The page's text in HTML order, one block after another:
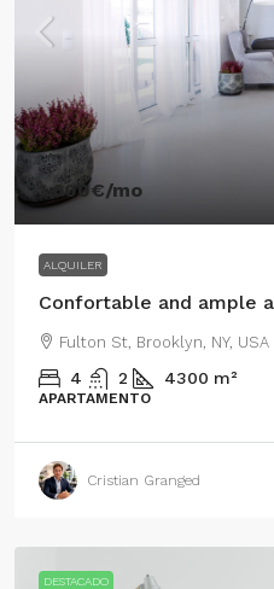
1.600€/mo
ALQUILER
Confortable and ample
Fulton St, Brooklyn, NY, USA
4 2 4300 m²
APARTAMENTO
Cristian Granged
DESTACADO